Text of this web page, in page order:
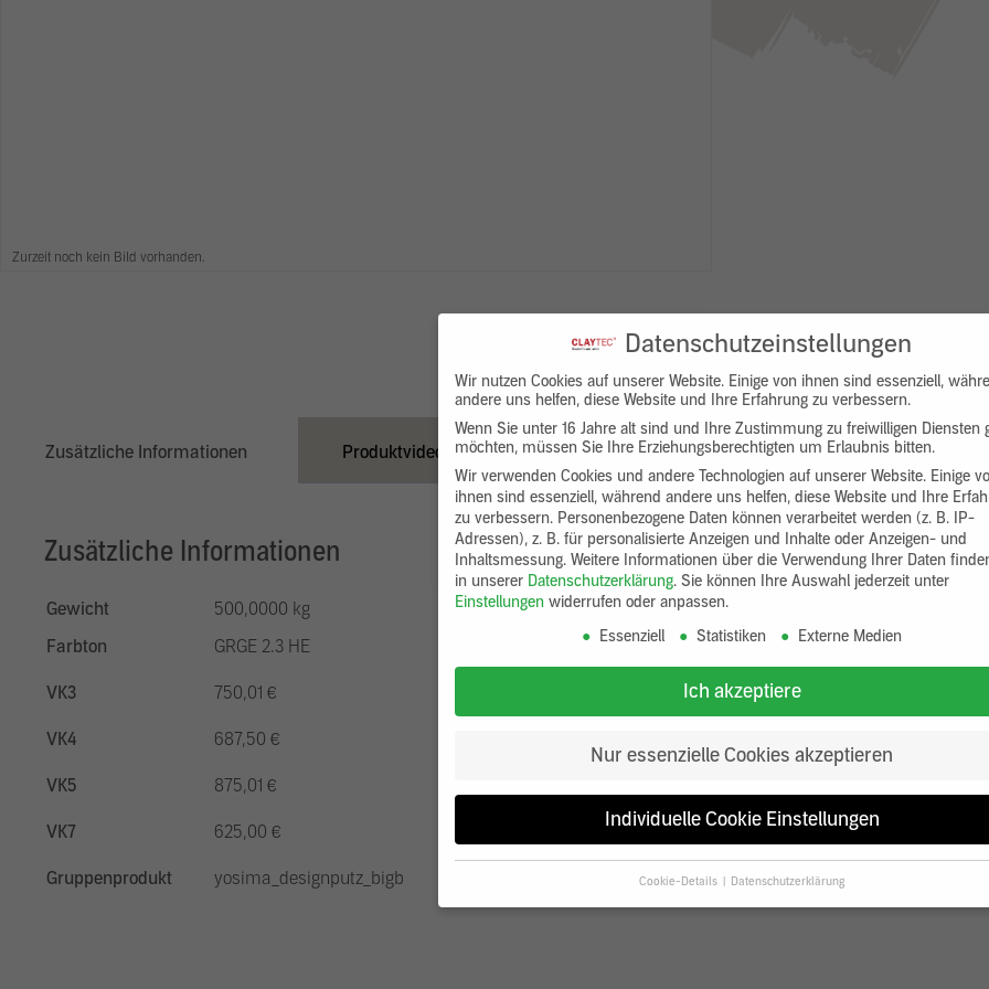
Zurzeit noch kein Bild vorhanden.
Zusätzliche Informationen Produktvideo Downloads Produktbeschreibung
Zusätzliche Informationen
Gewicht
500,0000 kg
Farbton
GRGE 2.3 HE
VK3 750,01 €
VK4 687,50 €
VK5 875,01 €
VK7 625,00 €
Gruppenprodukt yosima_designputz_bigb
Datenschutzeinstellungen
Wir nutzen Cookies auf unserer Website. Einige von ihnen sind essenziell,
andere uns helfen, diese Website und Ihre Erfahrung zu verbessern.
Wenn Sie unter 16 Jahre alt sind und Ihre Zustimmung zu freiwilligen Diensten
möchten, müssen Sie Ihre Erziehungsberechtigten um Erlaubnis bitten.
Wir verwenden Cookies und andere Technologien auf unserer Website. Einige
ihnen sind essenziell, während andere uns helfen, diese Website und Ihre
zu verbessern. Personenbezogene Daten können verarbeitet werden (z. B. IP-
Adressen), z. B. für personalisierte Anzeigen und Inhalte oder Anzeigen- und
Inhaltsmessung. Weitere Informationen über die Verwendung Ihrer Daten
in unserer Datenschutzerklärung. Sie können Ihre Auswahl jederzeit unter
Einstellungen widerrufen oder anpassen.
Essenziell
Statistiken Externe Medien
Ich akzeptiere
Nur essenzielle Cookies akzeptieren
Individuelle Cookie Einstellungen
Cookie-Details Datenschutzerklärung
Datenschutzeinstellungen